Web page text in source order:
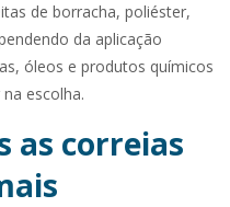
de borracha, poliéster,
da aplicação
óleos e produtos químicos
escolha.
as correias